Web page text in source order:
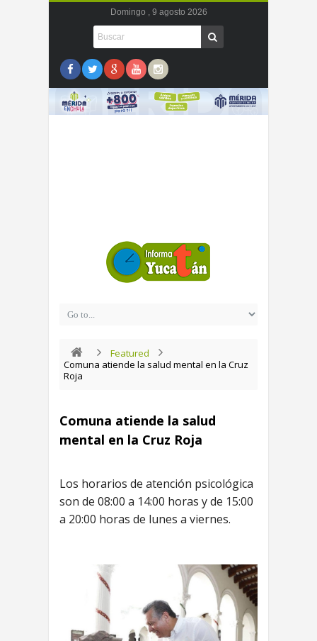
Domingo , 9 agosto 2026
Featured
Comuna atiende la salud mental en la Cruz
Roja
Comuna atiende la salud
mental en la Cruz Roja
Los horarios de atención psicológica
son de 08:00 a 14:00 horas y de 15:00
a 20:00 horas de lunes a viernes.